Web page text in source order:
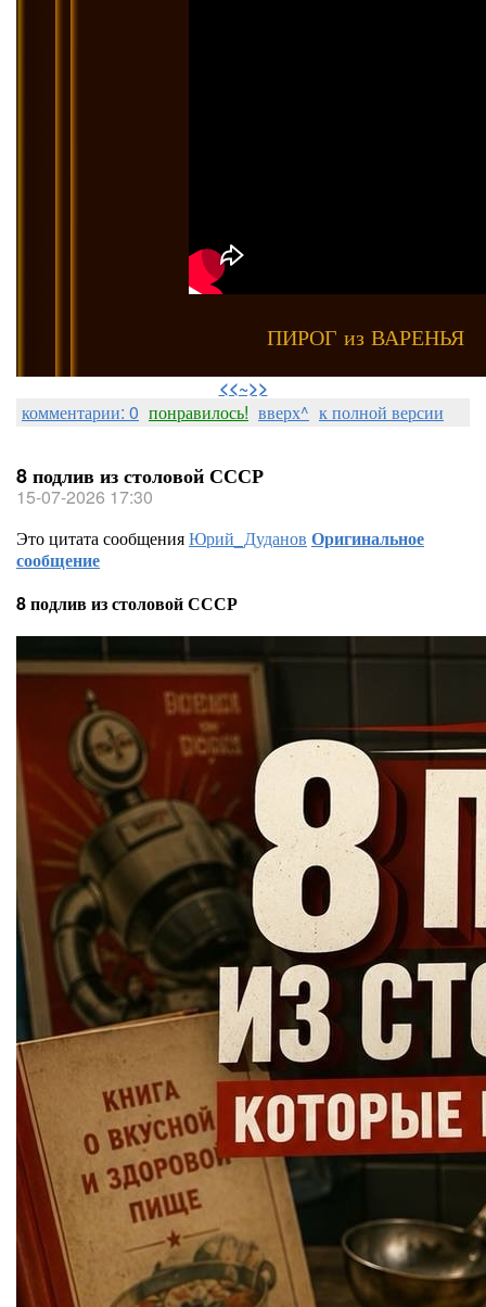
ПИРОГ из ВАРЕНЬЯ
<<~>>
комментарии: 0 понравилось! вверх^ к полной версии
8 подлив из столовой СССР
15-07-2026 17:30
Это цитата сообщенияЮрий_Дуданов Оригинальное
сообщение
8 подлив из столовой СССР